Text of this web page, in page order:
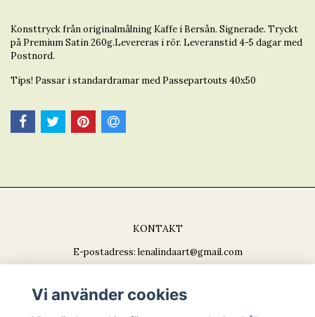
Konsttryck från originalmålning Kaffe i Bersån. Signerade. Tryckt
på Premium Satin 260g.Levereras i rör. Leveranstid 4-5 dagar med
Postnord.
Tips! Passar i standardramar med Passepartouts 40x50
KONTAKT
E-postadress: lenalindaart@gmail.com
Vi använder cookies